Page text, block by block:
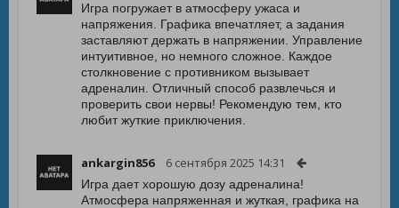
Игра погружает в атмосферу ужаса и
напряжения. Графика впечатляет, а задания
заставляют держать в напряжении. Управление
интуитивное, но немного сложное. Каждое
столкновение с противником вызывает
адреналин. Отличный способ развлечься и
проверить свои нервы! Рекомендую тем, кто
любит жуткие приключения.
ankargin856 6 сентября 2025 14:31
Игра дает хорошую дозу адреналина!
Атмосфера напряженная и жуткая, графика на